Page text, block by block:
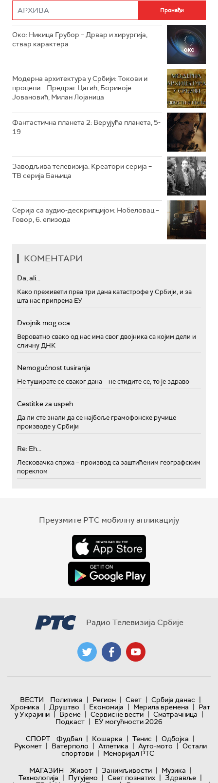
РТС ЖИВОТ
РТС КОЛО
Око: Никица Грубор – Дрвар и хирургија,
ствар карактера
Модерна архитектура у Србији: Токови и
процепи – Предраг Цагић, Боривоје
Јовановић, Милан Лојаница
Фантастична планета 2: Верујућа планета, 5-
19
Заводљива телевизија: Креатори серија –
ТВ серија Бањица
Серија са аудио-дескрипцијом: Нобеловац –
Говор, 6. епизода
КОМЕНТАРИ
Da, ali...
Како преживети прва три дана катастрофе у Србији, и за
шта нас припрема ЕУ
Dvojnik mog oca
Вероватно свако од нас има свог двојника са којим дели и
сличну ДНК
Nemogućnost tusiranja
Не туширате се сваког дана – не стидите се, то је здраво
Cestitke za uspeh
Да ли сте знали да се најбоље грамофонске ручице
производе у Србији
Re: Eh...
Лесковачка спржа – производ са заштићеним географским
пореклом
Преузмите РТС мобилну апликацију
Радио Телевизија Србије
ВЕСТИ Политика | Регион | Свет | Србија данас |
Хроника | Друштво | Економија | Мерила времена | Рат
у Украјини | Време | Сервисне вести | Сматрачница |
Подкаст | ЕУ могућности 2026
СПОРТ
Фудбал | Кошарка | Тенис | Одбојка |
Рукомет | Ватерполо | Атлетика | Ауто-мото | Остали
спортови | Меморијал РТС
МАГАЗИН
Живот | Занимљивости | Музика |
Технологијa | Путујемо | Свет познатих | Здравље |